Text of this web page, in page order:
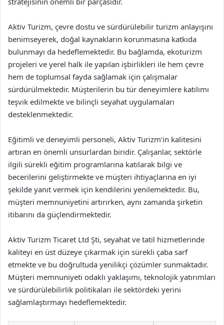
Aktiv Turizm, çevre dostu ve sürdürülebilir turizm anlayışını
benimseyerek, doğal kaynakların korunmasına katkıda
bulunmayı da hedeflemektedir. Bu bağlamda, ekoturizm
projeleri ve yerel halk ile yapılan işbirlikleri ile hem çevre
hem de toplumsal fayda sağlamak için çalışmalar
sürdürülmektedir. Müşterilerin bu tür deneyimlere katılımı
teşvik edilmekte ve bilinçli seyahat uygulamaları
desteklenmektedir.
Eğitimli ve deneyimli personeli, Aktiv Turizm’in kalitesini
artıran en önemli unsurlardan biridir. Çalışanlar, sektörle
ilgili sürekli eğitim programlarına katılarak bilgi ve
becerilerini geliştirmekte ve müşteri ihtiyaçlarına en iyi
şekilde yanıt vermek için kendilerini yenilemektedir. Bu,
müşteri memnuniyetini artırırken, aynı zamanda şirketin
itibarını da güçlendirmektedir.
Aktiv Turizm Ticaret Ltd Şti, seyahat ve tatil hizmetlerinde
kaliteyi en üst düzeye çıkarmak için sürekli çaba sarf
etmekte ve bu doğrultuda yenilikçi çözümler sunmaktadır.
Müşteri memnuniyeti odaklı yaklaşımı, teknolojik yatırımları
ve sürdürülebilirlik politikaları ile sektördeki yerini
sağlamlaştırmayı hedeflemektedir.